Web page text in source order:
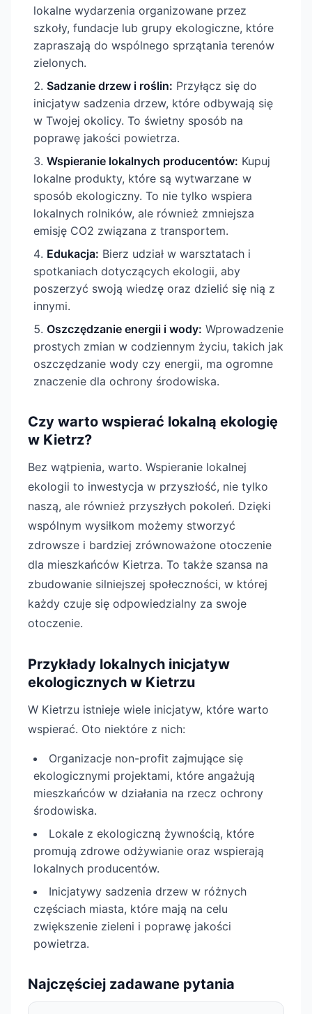
lokalne wydarzenia organizowane przez
szkoły, fundacje lub grupy ekologiczne, które
zapraszają do wspólnego sprzątania terenów
zielonych.
Sadzanie drzew i roślin: Przyłącz się do
inicjatyw sadzenia drzew, które odbywają się
w Twojej okolicy. To świetny sposób na
poprawę jakości powietrza.
Wspieranie lokalnych producentów: Kupuj
lokalne produkty, które są wytwarzane w
sposób ekologiczny. To nie tylko wspiera
lokalnych rolników, ale również zmniejsza
emisję CO2 związana z transportem.
Edukacja: Bierz udział w warsztatach i
spotkaniach dotyczących ekologii, aby
poszerzyć swoją wiedzę oraz dzielić się nią z
innymi.
Oszczędzanie energii i wody: Wprowadzenie
prostych zmian w codziennym życiu, takich jak
oszczędzanie wody czy energii, ma ogromne
znaczenie dla ochrony środowiska.
Czy warto wspierać lokalną ekologię
w Kietrz?
Bez wątpienia, warto. Wspieranie lokalnej
ekologii to inwestycja w przyszłość, nie tylko
naszą, ale również przyszłych pokoleń. Dzięki
wspólnym wysiłkom możemy stworzyć
zdrowsze i bardziej zrównoważone otoczenie
dla mieszkańców Kietrza. To także szansa na
zbudowanie silniejszej społeczności, w której
każdy czuje się odpowiedzialny za swoje
otoczenie.
Przykłady lokalnych inicjatyw
ekologicznych w Kietrzu
W Kietrzu istnieje wiele inicjatyw, które warto
wspierać. Oto niektóre z nich:
Organizacje non-profit zajmujące się
ekologicznymi projektami, które angażują
mieszkańców w działania na rzecz ochrony
środowiska.
Lokale z ekologiczną żywnością, które
promują zdrowe odżywianie oraz wspierają
lokalnych producentów.
Inicjatywy sadzenia drzew w różnych
częściach miasta, które mają na celu
zwiększenie zieleni i poprawę jakości
powietrza.
Najczęściej zadawane pytania